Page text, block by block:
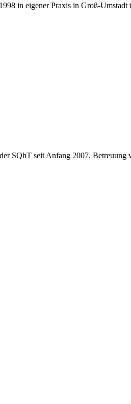
1998 in eigener Praxis in Groß-Umstadt
SQhT seit Anfang 2007.